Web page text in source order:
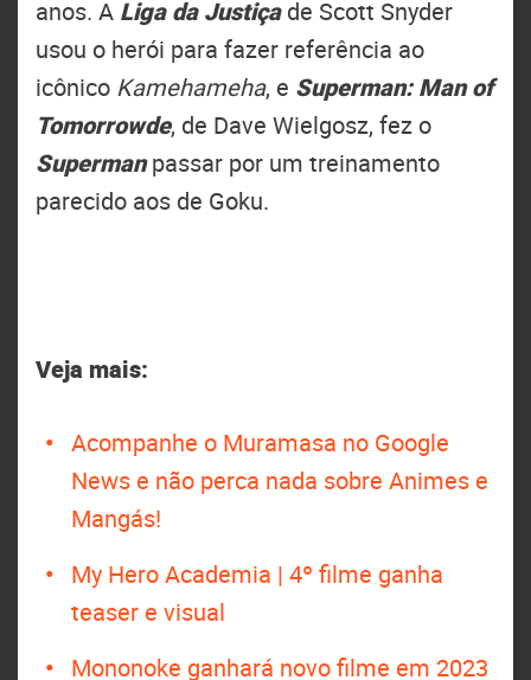
anos. A Liga da Justiçade Scott Snyder
usou o herói para fazer referência ao
icônico Kamehameha, e Superman: Man of
Tomorrowde, de Dave Wielgosz, fez o
Supermanpassar por um treinamento
parecido aos de Goku.
Veja mais:
Acompanhe o Muramasa no Google
News e não perca nada sobre Animes e
Mangás!
My Hero Academia | 4º filme ganha
teaser e visual
Mononoke ganhará novo filme em 2023